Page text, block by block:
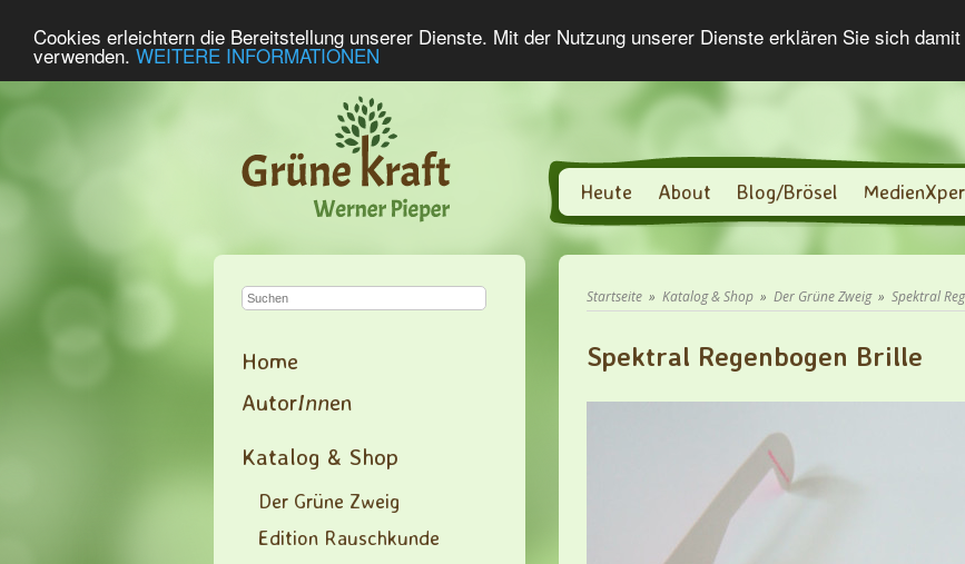
Cookies erleichtern die Bereitstellung unserer Dienste. Mit der Nutzung unserer Dienste erklären Sie sich
verwenden. WEITERE INFORMATIONEN
Heute About Blog/Brösel
Home
AutorInnen
Katalog & Shop
Der Grüne Zweig
Edition Rauschkunde
Startseite » Katalog & Shop » Der Grüne Zweig» Spektral
Spektral Regenbogen Brille